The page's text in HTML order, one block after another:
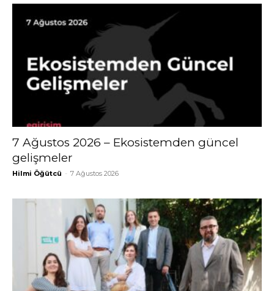
7 Ağustos 2026 – Ekosistemden güncel
gelişmeler
Hilmi Öğütcü - 7 Ağustos 2026